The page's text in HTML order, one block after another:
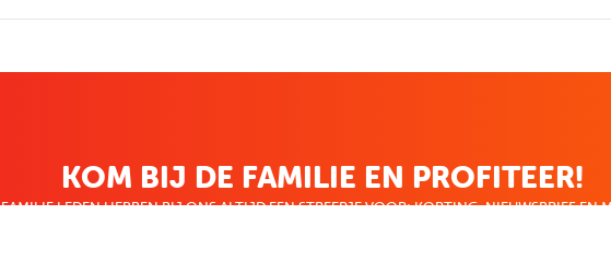
KOM BIJ DE FAMILIE EN PROFITEER!
FAMILIE LEDEN HEBBEN BIJ ONS ALTIJD EEN STREEPJE VOOR; KORTING, NIEUWSBRIEF EN